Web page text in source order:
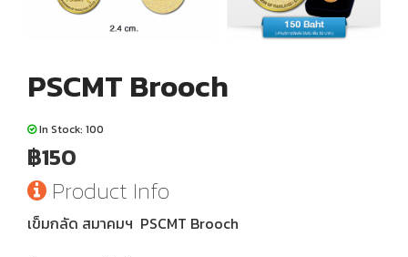
PSCMT Brooch
In Stock: 100
฿150
Product Info
เข็มกลัด สมาคมฯ PSCMT Brooch